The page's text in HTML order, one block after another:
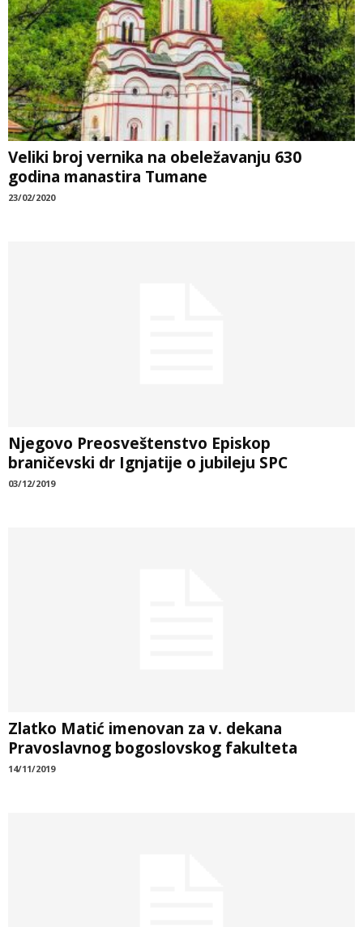
Veliki broj vernika na obeležavanju 630
godina manastira Tumane
23/02/2020
Njegovo Preosveštenstvo Episkop
braničevski dr Ignjatije o jubileju SPC
03/12/2019
Zlatko Matić imenovan za v. dekana
Pravoslavnog bogoslovskog fakulteta
14/11/2019